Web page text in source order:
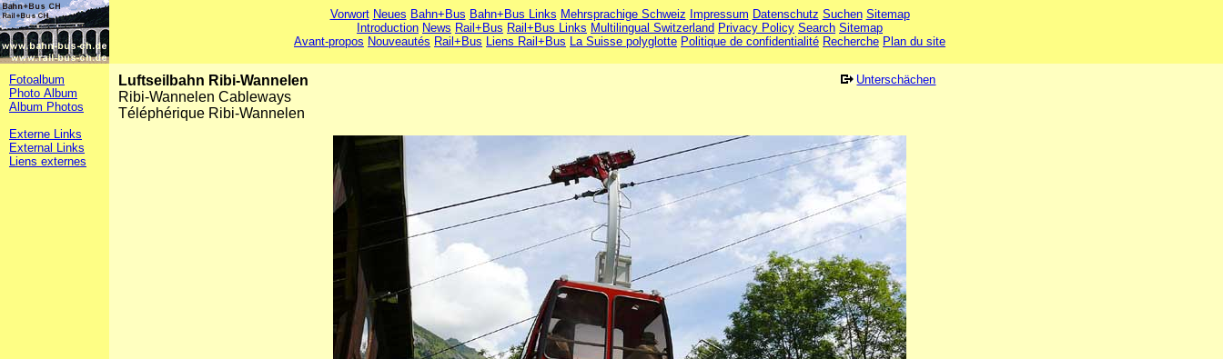
Vorwort Neues Bahn+Bus Bahn+Bus Links Mehrsprachige Schweiz Impressum Datenschutz Suchen Sitemap
Introduction News Rail+Bus Rail+Bus Links Multilingual Switzerland Privacy Policy Search Sitemap
Avant-propos Nouveautés Rail+Bus Liens Rail+Bus La Suisse polyglotte Politique de confidentialité Recherche Plan du site
Fotoalbum
Photo Album
Album Photos
Externe Links
External Links
Liens externes
Luftseilbahn Ribi-Wannelen
Ribi-Wannelen Cableways
Téléphérique Ribi-Wannelen
Unterschächen